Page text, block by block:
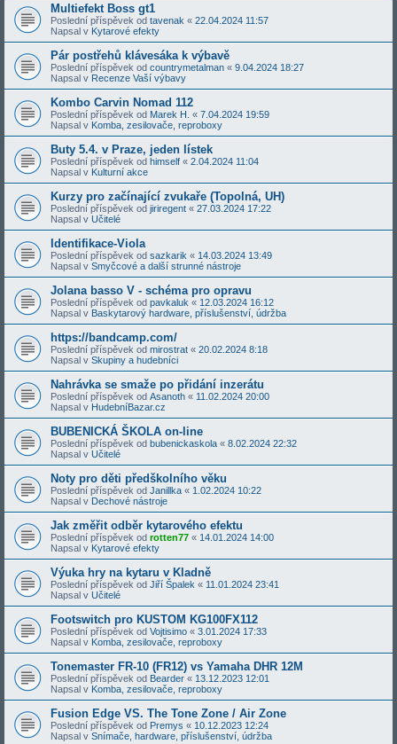
Multiefekt Boss gt1
Poslední příspěvek od tavenak « 22.04.2024 11:57
Napsal v Kytarové efekty
Pár postřehů klávesáka k výbavě
Poslední příspěvek od countrymetalman « 9.04.2024 18:27
Napsal v Recenze Vaší výbavy
Kombo Carvin Nomad 112
Poslední příspěvek od Marek H. « 7.04.2024 19:59
Napsal v Komba, zesilovače, reproboxy
Buty 5.4. v Praze, jeden lístek
Poslední příspěvek od himself « 2.04.2024 11:04
Napsal v Kulturní akce
Kurzy pro začínající zvukaře (Topolná, UH)
Poslední příspěvek od jiriregent « 27.03.2024 17:22
Napsal v Učitelé
Identifikace-Viola
Poslední příspěvek od sazkarik « 14.03.2024 13:49
Napsal v Smyčcové a další strunné nástroje
Jolana basso V - schéma pro opravu
Poslední příspěvek od pavkaluk « 12.03.2024 16:12
Napsal v Baskytarový hardware, příslušenství, údržba
https://bandcamp.com/
Poslední příspěvek od mirostrat « 20.02.2024 8:18
Napsal v Skupiny a hudebníci
Nahrávka se smaže po přidání inzerátu
Poslední příspěvek od Asanoth « 11.02.2024 20:00
Napsal v HudebníBazar.cz
BUBENICKÁ ŠKOLA on-line
Poslední příspěvek od bubenickaskola « 8.02.2024 22:32
Napsal v Učitelé
Noty pro děti předškolního věku
Poslední příspěvek od Janillka « 1.02.2024 10:22
Napsal v Dechové nástroje
Jak změřit odběr kytarového efektu
Poslední příspěvek od rotten77 « 14.01.2024 14:00
Napsal v Kytarové efekty
Výuka hry na kytaru v Kladně
Poslední příspěvek od Jiří Špalek « 11.01.2024 23:41
Napsal v Učitelé
Footswitch pro KUSTOM KG100FX112
Poslední příspěvek od Vojtisimo « 3.01.2024 17:33
Napsal v Komba, zesilovače, reproboxy
Tonemaster FR-10 (FR12) vs Yamaha DHR 12M
Poslední příspěvek od Bearder « 13.12.2023 12:01
Napsal v Komba, zesilovače, reproboxy
Fusion Edge VS. The Tone Zone / Air Zone
Poslední příspěvek od Premys « 10.12.2023 12:24
Napsal v Snímače, hardware, příslušenství, údržba